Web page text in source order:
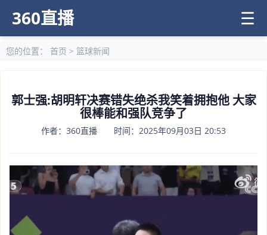
360直播 ☰
您的位置： 首页 > 篮球新闻
郭士强:胡明轩决赛错失绝杀我笑着拥抱他 大家
很棒能和强队竞争了
作者：360直播 时间：2025年09月03日 20:53